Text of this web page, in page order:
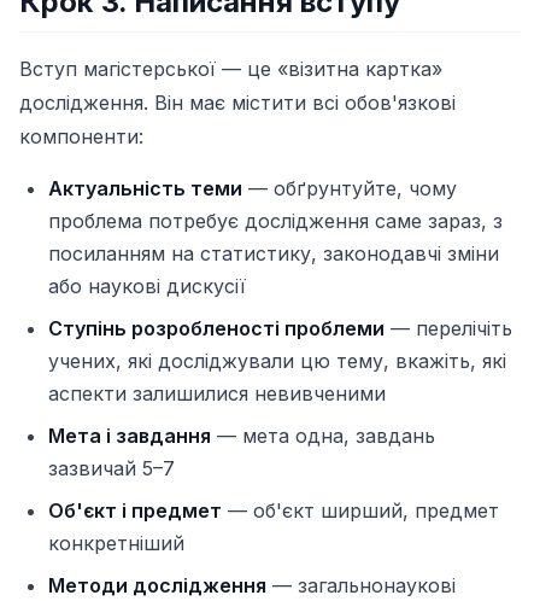
Вступ магістерської — це «візитна картка»
дослідження. Він має містити всі обов'язкові
компоненти:
Актуальність теми — обґрунтуйте, чому
проблема потребує дослідження саме зараз, з
посиланням на статистику, законодавчі зміни
або наукові дискусії
Ступінь розробленості проблеми — перелічіть
учених, які досліджували цю тему, вкажіть, які
аспекти залишилися невивченими
Мета і завдання — мета одна, завдань
зазвичай 5–7
Об'єкт і предмет — об'єкт ширший, предмет
конкретніший
Методи дослідження — загальнонаукові